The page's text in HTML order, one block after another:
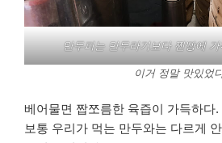
만두피는 만두라기보다 찐빵에
이거 정말 맛있었
베어물면 짭쪼름한 육즙이 가득하다.
보통 우리가 먹는 만두와는 다르게